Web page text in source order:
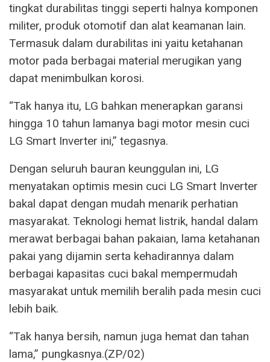
tingkat durabilitas tinggi seperti halnya komponen
militer, produk otomotif dan alat keamanan lain.
Termasuk dalam durabilitas ini yaitu ketahanan
motor pada berbagai material merugikan yang
dapat menimbulkan korosi.
“Tak hanya itu, LG bahkan menerapkan garansi
hingga 10 tahun lamanya bagi motor mesin cuci
LG Smart Inverter ini,” tegasnya.
Dengan seluruh bauran keunggulan ini, LG
menyatakan optimis mesin cuci LG Smart Inverter
bakal dapat dengan mudah menarik perhatian
masyarakat. Teknologi hemat listrik, handal dalam
merawat berbagai bahan pakaian, lama ketahanan
pakai yang dijamin serta kehadirannya dalam
berbagai kapasitas cuci bakal mempermudah
masyarakat untuk memilih beralih pada mesin cuci
lebih baik.
“Tak hanya bersih, namun juga hemat dan tahan
lama,” pungkasnya.(ZP/02)